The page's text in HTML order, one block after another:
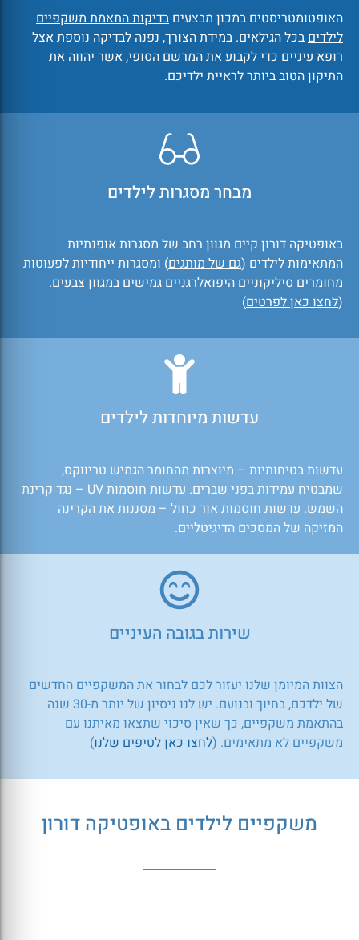
האופטומטריסטים במכון מבצעים בדיקות התאמת משקפיים
לילדיםבכל הגילאים. במידת הצורך, נפנה לבדיקה נוספת אצל
רופא עיניים כדי לקבוע את המרשם הסופי, אשר יהווה את
התיקון הטוב ביותר לראיית ילדיכם.
מבחר מסגרות לילדים
באופטיקה דורון קיים מגוון רחב של מסגרות אופנתיות
המתאימות לילדים (גם של מותגים) ומסגרות ייחודיות לפעוטות
מחומרים סיליקוניים היפואלרגניים גמישים במגוון צבעים.
(לחצו כאן לפרטים)
עדשות מיוחדות לילדים
עדשות בטיחותיות – מיוצרות מהחומר הגמיש טריווקס,
שמבטיח עמידות בפני שברים. עדשות חוסמות UV – נגד קרינת
השמש. עדשות חוסמות אור כחול – מסננות את הקרינה
המזיקה של המסכים הדיגיטליים.
שירות בגובה העיניים
הצוות המיומן שלנו יעזור לכם לבחור את המשקפיים החדשים
של ילדכם, בחיוך ובנועם. יש לנו ניסיון של יותר מ-30 שנה
בהתאמת משקפיים, כך שאין סיכוי שתצאו מאיתנו עם
משקפיים לא מתאימים. (לחצו כאן לטיפים שלנו)
משקפיים לילדים באופטיקה דורון